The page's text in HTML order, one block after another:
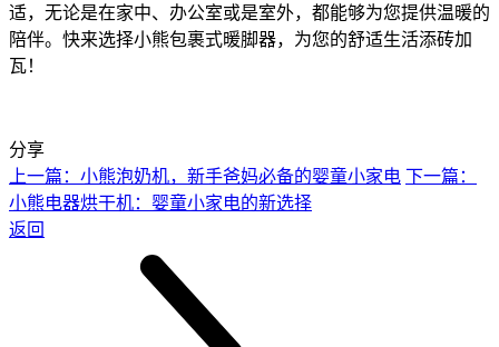
适， 无论是在家中、办公室或是室外，都能够为您提供温暖的
陪伴。快来选择小熊包裹式暖脚器， 为您的舒适生活添砖加
瓦！
分享
上一篇：小熊泡奶机，新手爸妈必备的婴童小家电 下一篇：
小熊电器烘干机：婴童小家电的新选择
返回